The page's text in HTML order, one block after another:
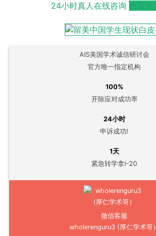
24小时真人在线咨询
AIS美国学术诚信研讨会
官方唯一指定机构
100%
开除应对成功率
24小时
申诉成功!
1天
紧急转学拿I-20
微信客服
wholerenguru3 (厚仁学术哥）